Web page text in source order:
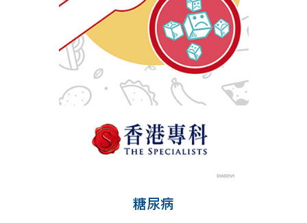
糖尿病